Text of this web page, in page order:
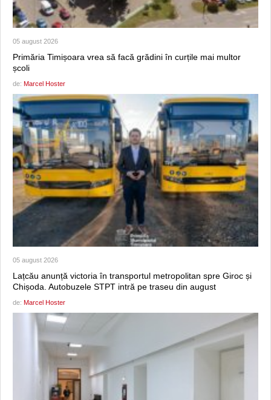
05 august 2026
Primăria Timișoara vrea să facă grădini în curțile mai multor
școli
de: Marcel Hoster
05 august 2026
Lațcău anunță victoria în transportul metropolitan spre Giroc și
Chișoda. Autobuzele STPT intră pe traseu din august
de: Marcel Hoster